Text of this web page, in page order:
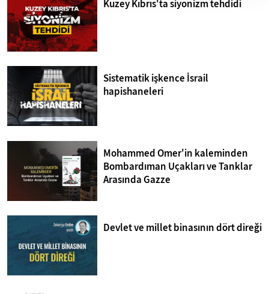
Kuzey Kıbrıs'ta siyonizm tehdidi
Sistematik işkence İsrail
hapishaneleri
Mohammed Omer'in kaleminden
Bombardıman Uçakları ve Tanklar
Arasında Gazze
Devlet ve millet binasının dört direği